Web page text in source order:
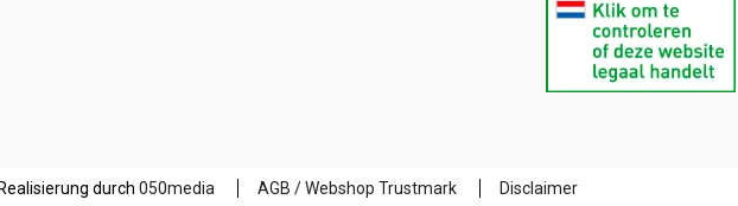
durch 050media AGB / Webshop Trustmark
Disclaimer